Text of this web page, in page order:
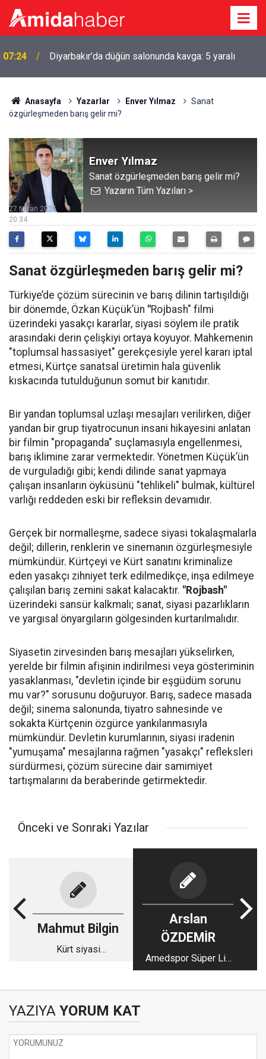
00:30
felcine kadar götürebilir
Anasayfa Yazarlar Enver Yılmaz
Sanat
özgürleşmeden barış gelir mi?
Enver Yılmaz
Sanat özgürleşmeden barış gelir mi?
Yazarın Tüm Yazıları >
20:34
27 Nisan 2026
Sanat özgürleşmeden barış gelir mi?
Türkiye’de çözüm sürecinin ve barış dilinin tartışıldığı
bir dönemde, Özkan Küçük’ün "Rojbash" filmi
üzerindeki yasakçı kararlar, siyasi söylem ile pratik
arasındaki derin çelişkiyi ortaya koyuyor. Mahkemenin
"toplumsal hassasiyet" gerekçesiyle yerel kararı iptal
etmesi, Kürtçe sanatsal üretimin hala güvenlik
kıskacında tutulduğunun somut bir kanıtıdır.
Bir yandan toplumsal uzlaşı mesajları verilirken, diğer
yandan bir grup tiyatrocunun insani hikayesini anlatan
bir filmin "propaganda" suçlamasıyla engellenmesi,
barış iklimine zarar vermektedir. Yönetmen Küçük’ün
de vurguladığı gibi; kendi dilinde sanat yapmaya
çalışan insanların öyküsünü "tehlikeli" bulmak, kültürel
varlığı reddeden eski bir refleksin devamıdır.
Gerçek bir normalleşme, sadece siyasi tokalaşmalarla
değil; dillerin, renklerin ve sinemanın özgürleşmesiyle
mümkündür. Kürtçeyi ve Kürt sanatını kriminalize
eden yasakçı zihniyet terk edilmedikçe, inşa edilmeye
çalışılan barış zemini sakat kalacaktır. "Rojbash"
üzerindeki sansür kalkmalı; sanat, siyasi pazarlıkların
ve yargısal önyargıların gölgesinden kurtarılmalıdır.
Siyasetin zirvesinden barış mesajları yükselirken,
yerelde bir filmin afişinin indirilmesi veya gösteriminin
yasaklanması, "devletin içinde bir eşgüdüm sorunu
mu var?" sorusunu doğuruyor. Barış, sadece masada
değil; sinema salonunda, tiyatro sahnesinde ve
sokakta Kürtçenin özgürce yankılanmasıyla
mümkündür. Devletin kurumlarının, siyasi iradenin
"yumuşama" mesajlarına rağmen "yasakçı" refleksleri
sürdürmesi, çözüm sürecine dair samimiyet
tartışmalarını da beraberinde getirmektedir.
Önceki ve Sonraki Yazılar
Mahmut Bilgin
Kürt siyasi
Arslan
ÖZDEMİR
Amedspor Süper Lig
yolunda: İnanç,
YAZIYA YORUM KAT